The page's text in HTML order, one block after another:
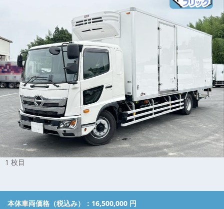
1 枚目
本体車両価格（税込み）： 16,500,000 円